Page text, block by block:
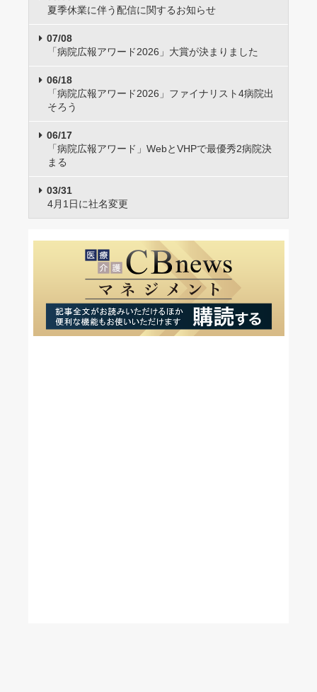
夏季休業に伴う配信に関するお知らせ
07/08
「病院広報アワード2026」大賞が決まりました
06/18
「病院広報アワード2026」ファイナリスト4病院出
そろう
06/17
「病院広報アワード」WebとVHPで最優秀2病院決
まる
03/31
4月1日に社名変更